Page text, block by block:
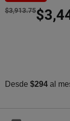
$3,913.75
Desde $294 al